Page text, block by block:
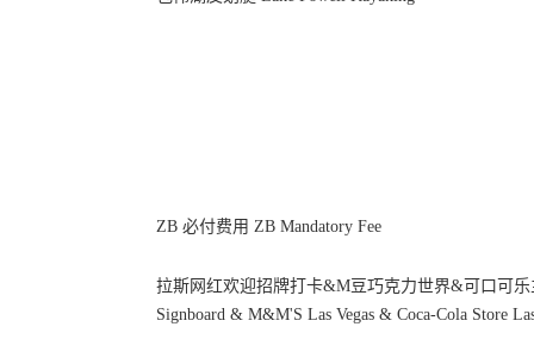
ZB 必付费用 ZB Mandatory Fee
拉斯网红欢迎招牌打卡&M豆巧克力世界&可口可乐
Signboard & M&M'S Las Vegas & Coca-Cola Store